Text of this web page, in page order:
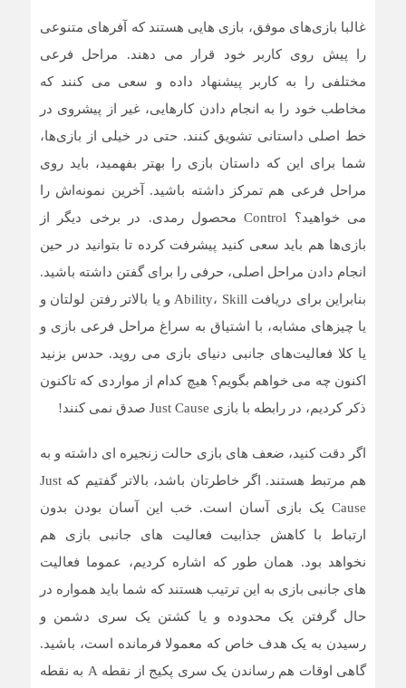
غالبا بازی‌های موفق، بازی هایی هستند که آفرهای متنوعی
را پیش روی کاربر خود قرار می دهند. مراحل فرعی
مختلفی را به کاربر پیشنهاد داده و سعی می کنند که
مخاطب خود را به انجام دادن کارهایی، غیر از پیشروی در
خط اصلی داستانی تشویق کنند. حتی در خیلی از بازی‌ها،
شما برای این که داستان بازی را بهتر بفهمید، باید روی
مراحل فرعی هم تمرکز داشته باشید. آخرین نمونه‌اش را
می خواهید؟ Control محصول رمدی. در برخی دیگر از
بازی‌ها هم باید سعی کنید پیشرفت کرده تا بتوانید در حین
انجام دادن مراحل اصلی، حرفی را برای گفتن داشته باشید.
بنابراین برای دریافت Ability، Skill و یا بالاتر رفتن لولتان و
یا چیزهای مشابه، با اشتیاق به سراغ مراحل فرعی بازی و
یا کلا فعالیت‌های جانبی دنیای بازی می روید. حدس بزنید
اکنون چه می خواهم بگویم؟ هیچ کدام از مواردی که تاکنون
ذکر کردیم، در رابطه با بازی Just Cause صدق نمی کنند!
اگر دقت کنید، ضعف های بازی حالت زنجیره ای داشته و به
هم مرتبط هستند. اگر خاطرتان باشد، بالاتر گفتیم که Just
Cause یک بازی آسان است. خب این آسان بودن بدون
ارتباط با کاهش جذابیت فعالیت های جانبی بازی هم
نخواهد بود. همان طور که اشاره کردیم، عموما فعالیت
های جانبی بازی به این ترتیب هستند که شما باید همواره در
حال گرفتن یک محدوده و یا کشتن یک سری دشمن و
رسیدن به یک هدف خاص که معمولا فرمانده است، باشید.
گاهی اوقات هم رساندن یک سری پکیج از نقطه A به نقطه